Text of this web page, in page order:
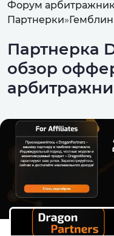
Форум
Партнерки»
Партнерка
обзор